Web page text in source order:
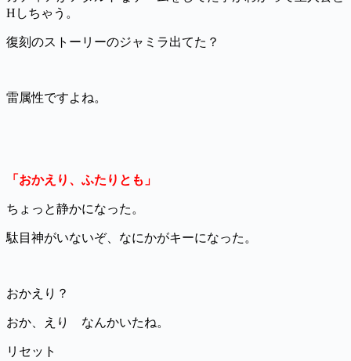
Hしちゃう。
復刻のストーリーのジャミラ出てた？
雷属性ですよね。
「おかえり、ふたりとも」
ちょっと静かになった。
駄目神がいないぞ、なにかがキーになった。
おかえり？
おか、えり なんかいたね。
リセット